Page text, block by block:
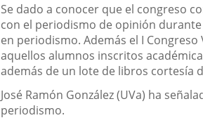
Se dado a conocer que el congreso
con el periodismo de opinión
en periodismo. Además el I
aquellos alumnos inscritos
además de un lote de libros cortesía
José Ramón González (UVa) ha
periodismo.